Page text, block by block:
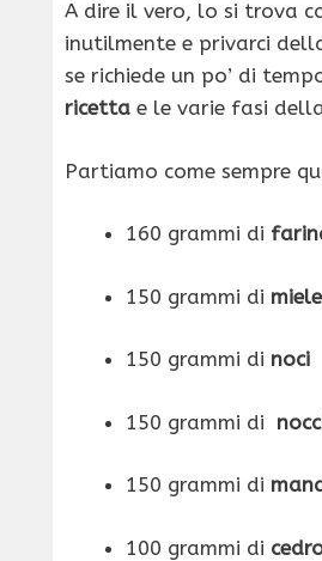
A dire il vero, lo si trova
inutilmente e privarci
se richiede un po’ di
ricetta e le varie fasi
Partiamo come sempre
160 grammi di
150 grammi di miele
150 grammi di noci
150 grammi di
150 grammi di
100 grammi di